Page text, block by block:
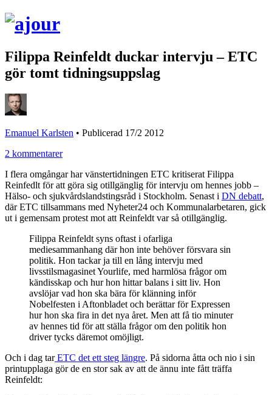
Filippa Reinfeldt duckar intervju – ETC
gör tomt tidningsuppslag
Emanuel Karlsten • Publicerad 17/2 2012
2 kommentarer
I flera omgångar har vänstertidningen ETC kritiserat Filippa
Reinfedlt för att göra sig otillgänglig för intervju om hennes jobb –
Hälso- och sjukvårdslandstingsråd i Stockholm. Senast i DN debatt,
där ETC tillsammans med Nyheter24 och Kommunalarbetaren, gick
ut i gemensam protest mot att Reinfeldt var så otillgänglig.
Filippa Reinfeldt syns oftast i ofarliga
mediesammanhang där hon inte behöver försvara sin
politik. Hon tackar ja till en lång intervju med
livsstilsmagasinet Yourlife, med harmlösa frågor om
kändisskap och hur hon hittar balans i sitt liv. Hon
avslöjar vad hon ska bära för klänning inför
Nobelfesten i Aftonbladet och berättar för Expressen
hur hon ska fira in det nya året. Men att få tio minuter
av hennes tid för att ställa frågor om den politik hon
driver tycks däremot omöjligt.
Och i dag tarETC det ett steg längre. På sidorna åtta och nio i sin
printupplaga gör de en stor sak av att de ännu inte fått träffa
Reinfeldt: